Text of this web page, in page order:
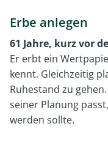
Erbe anlegen
61 Jahre, kurz vor
Er erbt ein
kennt. Gleichzeitig
Ruhestand zu
seiner Planung
werden sollte.